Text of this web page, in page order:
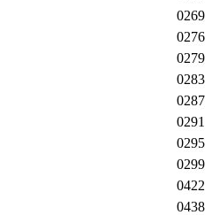
0269
0276
0279
0283
0287
0291
0295
0299
0422
0438